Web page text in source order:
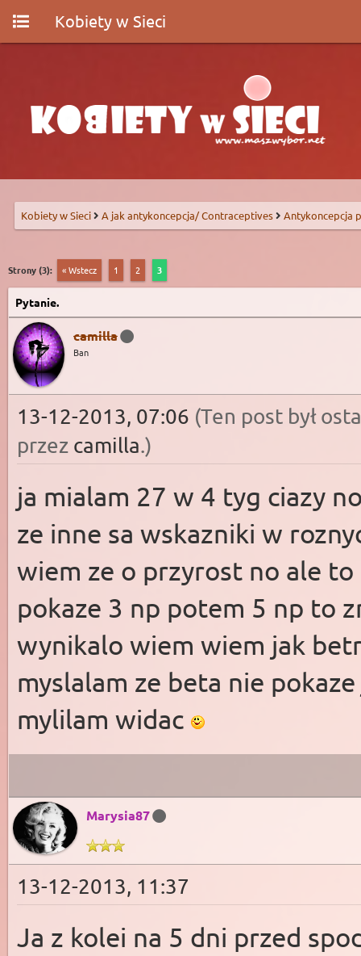
Kobiety w Sieci
Kobiety w Sieci A jak antykoncepcja/ Contraceptives Antykoncepcja
Strony (3): « Wstecz 1 2 3
Pytanie.
camilla
Ban
13-12-2013, 07:06 (Ten post był
przez camilla.)
ja mialam 27 w 4 tyg ciazy
ze inne sa wskazniki w
wiem ze o przyrost no ale
pokaze 3 np potem 5 np to
wynikalo wiem wiem jak
myslalam ze beta nie
mylilam widac
Marysia87
13-12-2013, 11:37
Ja z kolei na 5 dni przed